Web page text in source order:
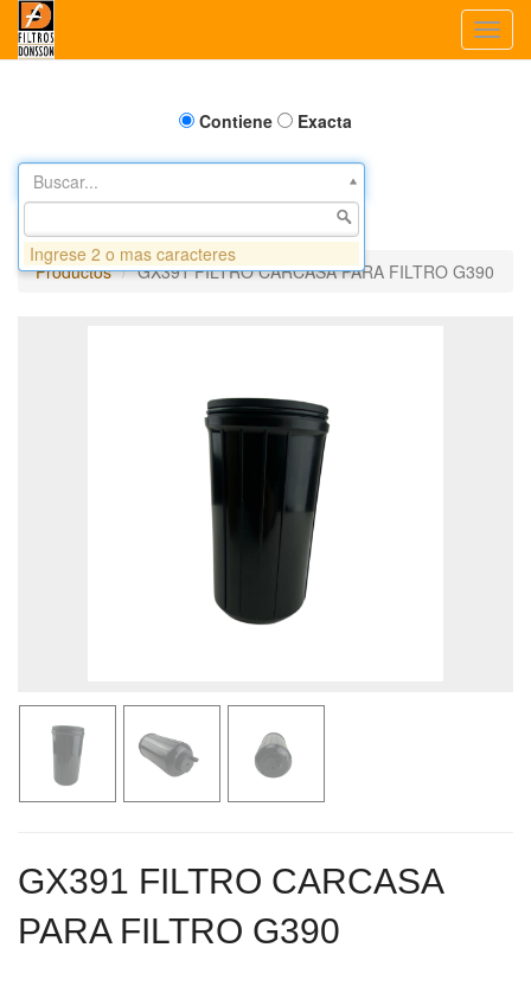
Contiene Exacta
Buscar...
Productos GX391 FILTRO CARCASA PARA FILTRO G390
GX391 FILTRO CARCASA
PARA FILTRO G390
Ingrese 2 o mas caracteres